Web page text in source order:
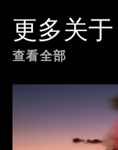
更多关于
查看全部